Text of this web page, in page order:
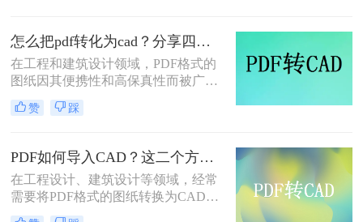
呢？本文将详细介绍两种将PDF图纸
转换为CAD图纸的实用方法。
怎么把pdf转化为cad？分享四种转换方案！
在工程和建筑设计领域，PDF格式的
图纸因其便携性和高保真性而被广泛
使用。然而，为了进行更深入的编辑
和修改，设计师们往往需要将PDF图
式。那么怎么把pdf转化为cad呢？本
文将详细介绍四种将PDF转化为CAD
的方法。
赞 踩
PDF如何导入CAD？这二个方法可以帮助你解决问题！
在工程设计、建筑设计等领域，经常
需要将PDF格式的图纸转换为CAD格
式，以便于进一步编辑和使用。然